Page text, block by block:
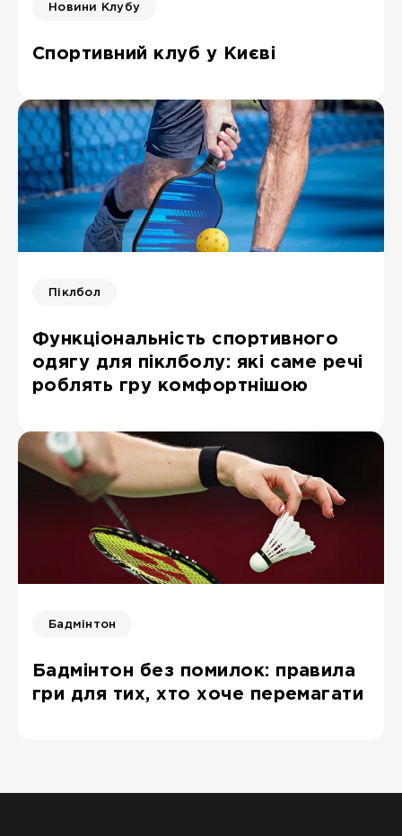
Новини Клубу
Спортивний клуб у Києві
Піклбол
Функціональність спортивного
одягу для піклболу: які саме речі
роблять гру комфортнішою
Бадмінтон
Бадмінтон без помилок: правила
гри для тих, хто хоче перемагати